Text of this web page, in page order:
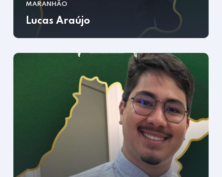
MARANHÃO
Lucas Araújo